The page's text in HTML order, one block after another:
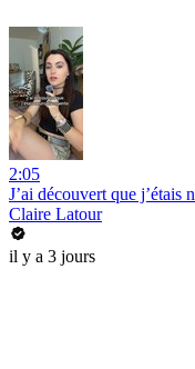
2:05
J’ai découvert que j’étais
Claire Latour
il y a 3 jours